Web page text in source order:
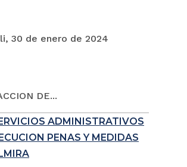
30 de enero de 2024
DE...
ADMINISTRATIVOS
PENAS Y MEDIDAS